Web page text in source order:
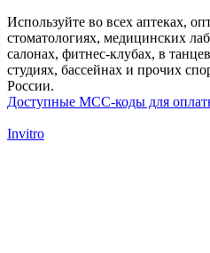
Используйте во всех аптеках,
стоматологиях, медицинских
салонах, фитнес-клубах, в
студиях, бассейнах и прочих
России.
Доступные МСС-коды для
Invitro